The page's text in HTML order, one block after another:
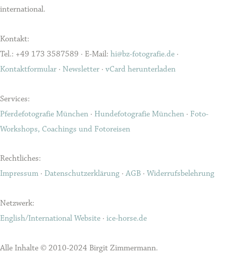
international.
Kontakt:
Tel.: +49 173 3587589 · E-Mail: hi@bz-fotografie.de ·
Kontaktformular · Newsletter · vCard herunterladen
Services:
Pferdefotografie München · Hundefotografie München · Foto-
Workshops, Coachings und Fotoreisen
Rechtliches:
Impressum · Datenschutzerklärung · AGB · Widerrufsbelehrung
Netzwerk:
English/International Website · ice-horse.de
Alle Inhalte © 2010-2024 Birgit Zimmermann.